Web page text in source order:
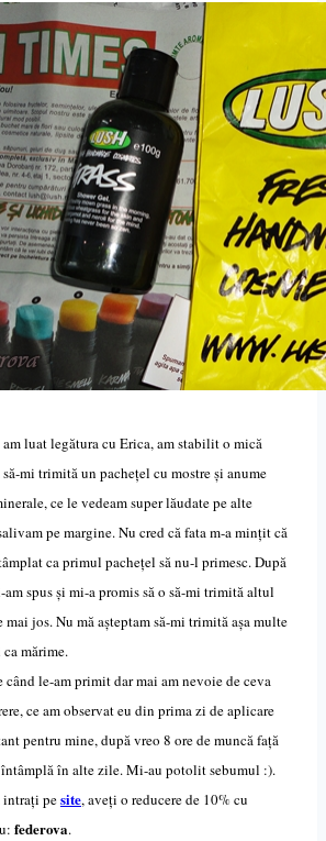
luat legătura cu Erica, am stabilit o mică
mi trimită un pachețel cu mostre și anume
ce le vedeam super lăudate pe alte
pe margine. Nu cred că fata m-a mințit că
ca primul pachețel să nu-l primesc. După
spus și mi-a promis să o să-mi trimită altul
mai jos. Nu mă așteptam să-mi trimită așa multe
mărime.
când le-am primit dar mai am nevoie de ceva
ce am observat eu din prima zi de aplicare
pentru mine, după vreo 8 ore de muncă față
în alte zile. Mi-au potolit sebumul :).
intrați pesite, aveți o reducere de 10% cu
federova.